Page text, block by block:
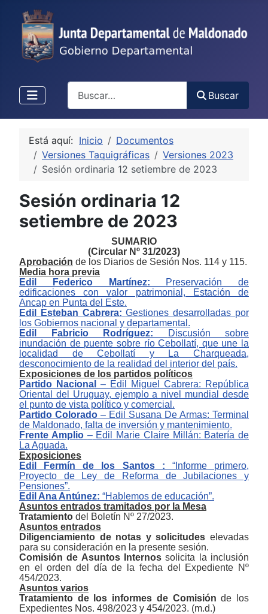
Buscar
Está aquí: Inicio
Documentos
Versiones Taquigráficas
Versiones 2023
Sesión ordinaria 12 setiembre de 2023
Sesión ordinaria 12
setiembre de 2023
SUMARIO
(Circular Nº 31/2023)
Aprobación de os Diarios de Sesión Nos. 114 y 115.
Media hora previa
Edi l Federico Martínez:
Preservación de
edificaciones con valor patrimonial, Estación de
Ancap en Punta del Este.
Edil
Esteban Cabrera: Gestiones desarrolladas por
los Gobiernos nacional y departamental.
Edil
Fabricio Rodríguez:
Discusión sobre
inundación de puente sobre río Cebollatí, que une la
localidad de Cebollatí y La Charqueada,
desconocimiento de la realidad del interior del país.
Exposiciones de los partidos políticos
Partido Nacional
‒ Edil
Miguel Cabrera: República
Oriental del Uruguay, ejemplo a nivel mundial desde
el punto de vista político y comercial.
Partido Colorado – Edil
Susana De Armas: Terminal
de Maldonado, falta de inversión y mantenimiento.
Frente Amplio ‒ Edil
Marie Claire Millán: Batería de
La Aguada.
Exposiciones
Edil
Fermín de los Santos: “Informe primero,
Proyecto de Ley de Reforma de Jubilaciones y
Pensiones”.
Edil Ana Antúnez: “Hablemos de educación”.
Asuntos entrados tramitados por la Mesa
Tratamiento del Boletín Nº 27/2023.
Asuntos entrados
Diligenciamiento de notas y solicitudes elevadas
para su consideración en la presente sesión.
Comisión de Asuntos Internos solicita la inclusión
en el orden del día de la fecha del
Expediente Nº
454/2023.
Asuntos varios
Tratamiento de los informes de Comisiónde
los
Expedientes Nos. 498/2023 y 454/2023. (m.d.)